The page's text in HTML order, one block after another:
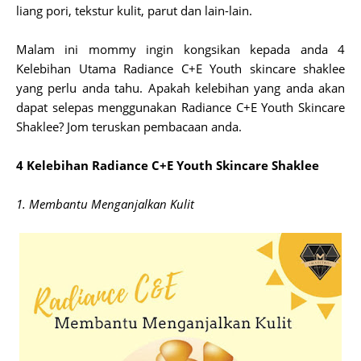
liang pori, tekstur kulit, parut dan lain-lain.
Malam ini mommy ingin kongsikan kepada anda 4
Kelebihan Utama Radiance C+E Youth skincare shaklee
yang perlu anda tahu. Apakah kelebihan yang anda akan
dapat selepas menggunakan Radiance C+E Youth Skincare
Shaklee? Jom teruskan pembacaan anda.
4 Kelebihan Radiance C+E Youth Skincare Shaklee
1. Membantu Menganjalkan Kulit